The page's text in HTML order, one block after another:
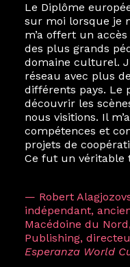
Le Diplôme
sur moi lorsque je
m’a offert un
des plus grands
domaine culturel.
réseau avec plus
différents pays. Le
découvrir les
nous visitions. Il
compétences et
projets de
Ce fut un véritable
— Robert
indépendant,
Macédoine du
Publishing,
Esperanza World